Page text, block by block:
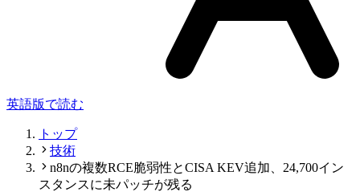
英語版で読む
トップ
技術
n8nの複数RCE脆弱性とCISA KEV追加、24,700イン
スタンスに未パッチが残る